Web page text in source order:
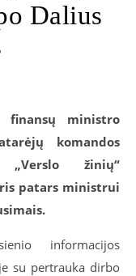
Dalius
finansų ministro
komandos
„Verslo žinių“
patars ministrui
informacijos
su pertrauka dirbo